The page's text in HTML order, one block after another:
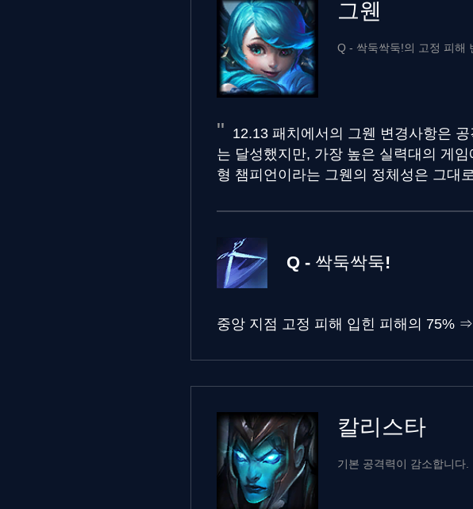
그웬
Q - 싹둑싹둑!의 고정 피해
12.13 패치에서의 그웬 변경사항은
는 달성했지만, 가장 높은 실력대의 게
형 챔피언이라는 그웬의 정체성은 그대
Q - 싹둑싹둑!
중앙 지점 고정 피해 입힌 피해의 75% ⇒
칼리스타
기본 공격력이 감소합니다.